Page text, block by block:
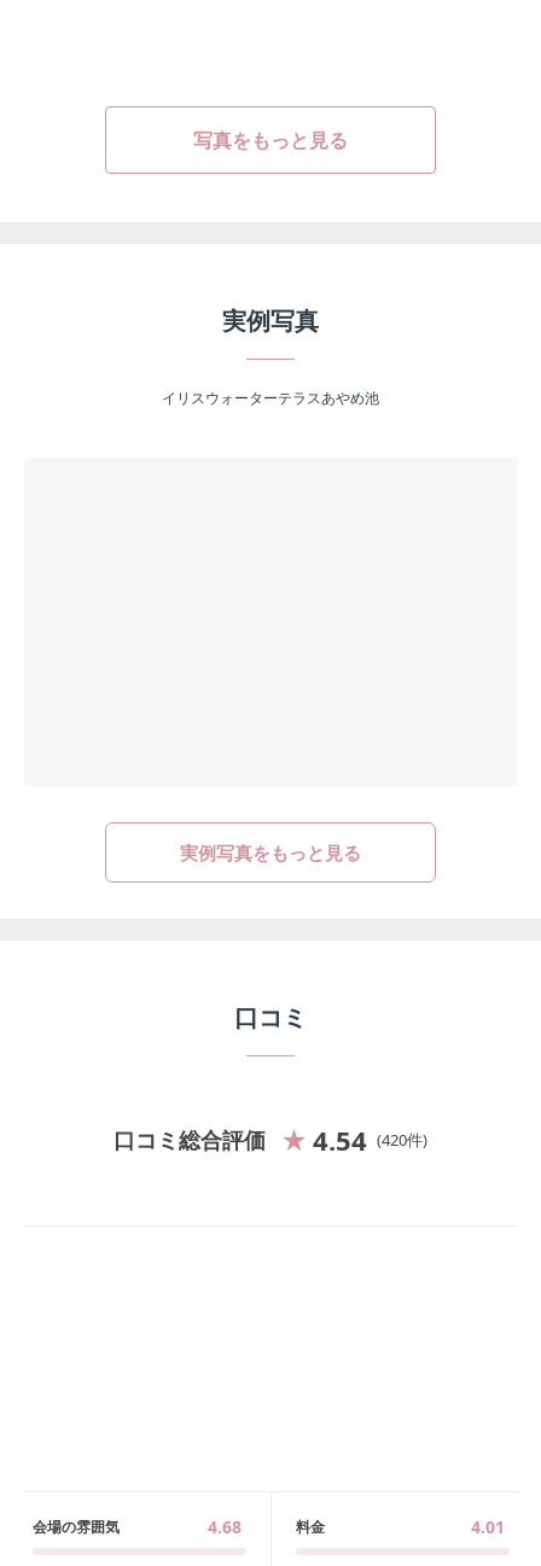
写真をもっと見る
実例写真
イリスウォーターテラスあやめ池
実例写真をもっと見る
口コミ
口コミ総合評価 4.54 420件
会場の雰囲気 4.68 料金 4.01